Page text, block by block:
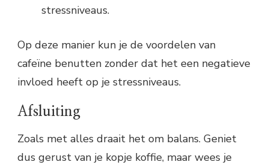
stressniveaus.
Op deze manier kun je de voordelen van
cafeïne benutten zonder dat het een negatieve
invloed heeft op je stressniveaus.
Afsluiting
Zoals met alles draait het om balans. Geniet
dus gerust van je kopje koffie, maar wees je